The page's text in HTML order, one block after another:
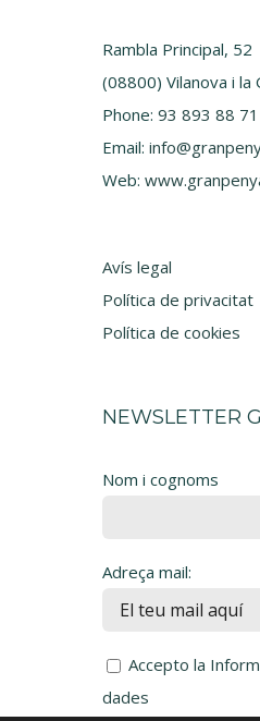
Rambla Principal, 52
(08800) Vilanova i la
Phone:93 893 88 71
Email:
Web:
Avís legal
Política de privacitat
Política de cookies
NEWSLETTER
Nom i cognoms
Adreça mail:
Accepto la
dades